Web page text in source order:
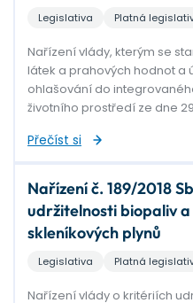
Legislativa Platná
Nařízení vlády, kterým se
látek a prahových hodnot a
ohlašování do
životního prostředí ze dne
Přečíst si
Nařízení č. 189/2018
udržitelnosti biopaliv a
skleníkových plynů
Legislativa Platná
Nařízení vlády o kritériích